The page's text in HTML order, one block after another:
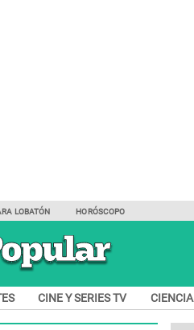
LOBATÓN HORÓSCOPO
CINE Y SERIES TV CIENCIA